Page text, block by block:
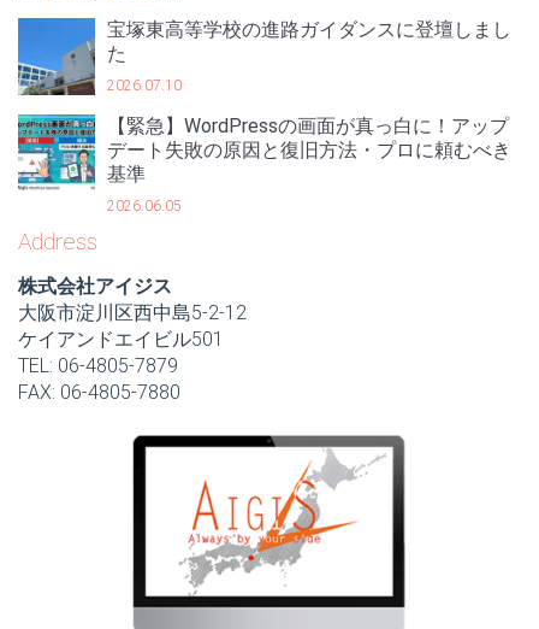
宝塚東高等学校の進路ガイダンスに登壇しまし
た
2026.07.10
【緊急】WordPressの画面が真っ白に！アップ
デート失敗の原因と復旧方法・プロに頼むべき
基準
2026.06.05
Address
株式会社アイジス
大阪市淀川区西中島5-2-12
ケイアンドエイビル501
TEL: 06-4805-7879
FAX: 06-4805-7880